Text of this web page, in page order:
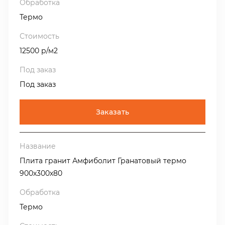
Термо
12500 р/м2
Под заказ
Заказать
Плита гранит Амфиболит Гранатовый термо
900х300х80
Термо